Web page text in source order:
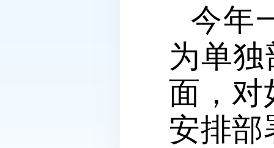
今年
为单
面，对
安排部